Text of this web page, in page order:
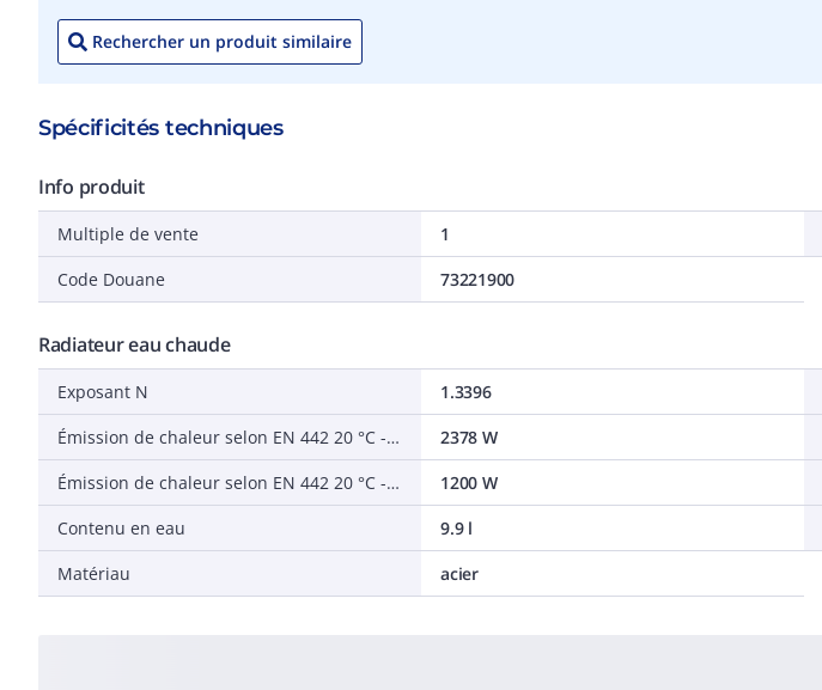
Rechercher un produit similaire
Spécificités techniques
Info produit
Multiple de vente
1
Code Douane
73221900
Radiateur eau chaude
Exposant N
1.3396
Émission de chaleur selon EN 442 20 °C - 75/65
2378 W
Émission de chaleur selon EN 442 20 °C - 55/45
1200 W
Contenu en eau
9.9 l
Matériau
acier